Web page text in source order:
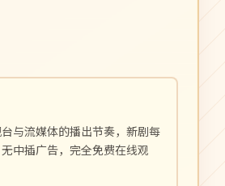
与流媒体的播出节奏，新剧每
中插广告，完全免费在线观